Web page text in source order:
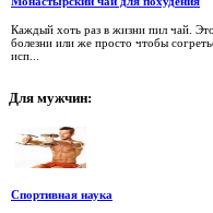
Каждый хоть раз в жизни пил чай.
болезни или же просто чтобы
исп...
Для мужчин:
Спортивная наука